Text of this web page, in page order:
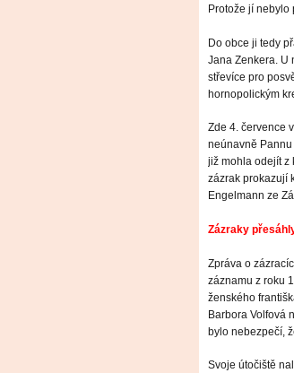
Protože jí
Do obce ji tedy
Jana Zenkera. U
střevíce pro
hornopolickým
Zde 4. července
neúnavně
již mohla odejít z
zázrak prokazují
Engelmann ze
Zázraky
Zpráva o
záznamu z roku
ženského
Barbora Volfová
bylo nebezpečí,
Svoje útočiště